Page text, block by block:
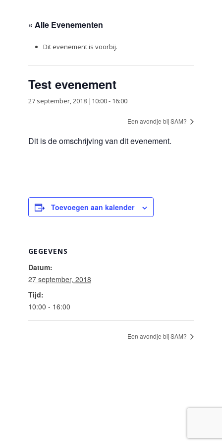
« Alle Evenementen
Dit evenement is voorbij.
Test evenement
27 september, 2018 |10:00- 16:00
Een avondje bij SAM?
Dit is de omschrijving van dit evenement.
Toevoegen aan kalender
GEGEVENS
Datum:
27 september, 2018
Tijd:
10:00 - 16:00
Een avondje bij SAM?